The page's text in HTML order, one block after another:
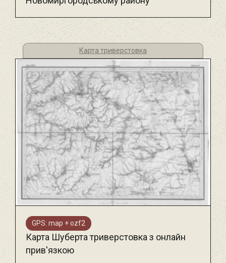
Карта триверстовка
GPS: map + ozf2
Карта Шуберта триверстовка з онлайн
прив'язкою